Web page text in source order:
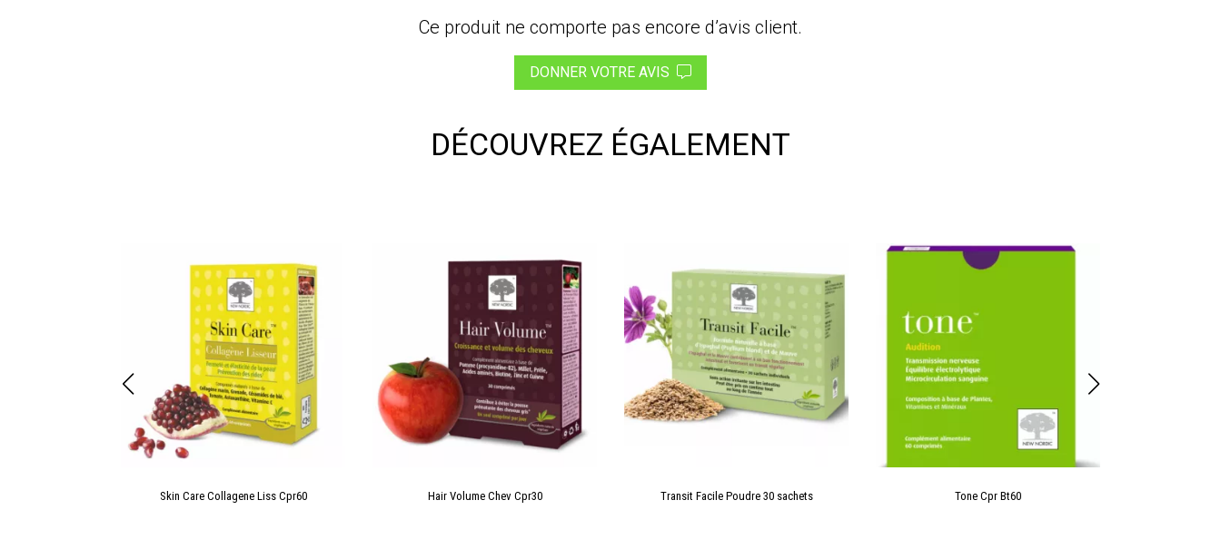
Ce produit ne comporte pas encore d’avis client.
DONNER VOTRE AVIS
DÉCOUVREZ ÉGALEMENT
Skin Care Collagene Liss Cpr60 Hair Volume Chev Cpr30 Transit Facile Poudre 30 sachets Tone Cpr Bt60